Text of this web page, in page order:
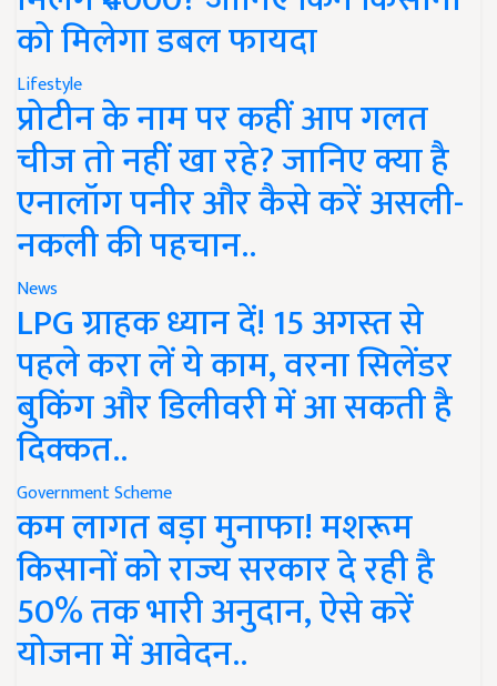
को मिलेगा डबल फायदा
Lifestyle
प्रोटीन के नाम पर कहीं आप गलत
चीज तो नहीं खा रहे? जानिए क्या है
एनालॉग पनीर और कैसे करें असली-
नकली की पहचान..
News
LPG ग्राहक ध्यान दें! 15 अगस्त से
पहले करा लें ये काम, वरना सिलेंडर
बुकिंग और डिलीवरी में आ सकती है
दिक्कत..
Government Scheme
कम लागत बड़ा मुनाफा! मशरूम
किसानों को राज्य सरकार दे रही है
50% तक भारी अनुदान, ऐसे करें
योजना में आवेदन..